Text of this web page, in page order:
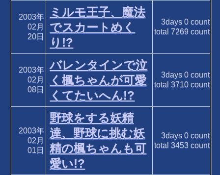
2003年
02月
20日
ミルモ王子、魔法
でスカートめく
り!?
3days 0count
total 7269 count
2003年
02月
08日
バレンタインで泣
く楓ちゃんが可愛
くてたいへん!?
3days 0count
total 3710count
2003年
02月
01日
野球をする妖精
達、野球に挑む妖
精の楓ちゃんも可
愛い!?
3days 0count
total 3453count